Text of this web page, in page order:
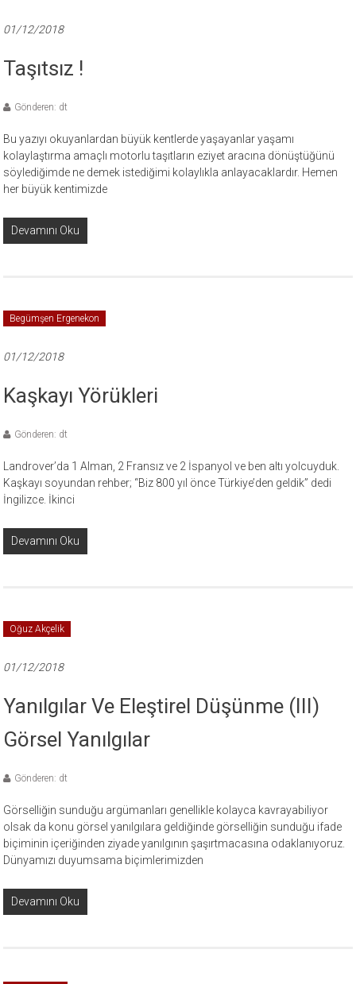
01/12/2018
Taşıtsız !
Gönderen: dt
Bu yazıyı okuyanlardan büyük kentlerde yaşayanlar yaşamı
kolaylaştırma amaçlı motorlu taşıtların eziyet aracına dönüştüğünü
söylediğimde ne demek istediğimi kolaylıkla anlayacaklardır. Hemen
her büyük kentimizde
Devamını Oku
Begümşen Ergenekon
01/12/2018
Kaşkayı Yörükleri
Gönderen: dt
Landrover’da 1 Alman, 2 Fransız ve 2 İspanyol ve ben altı yolcuyduk.
Kaşkayı soyundan rehber; “Biz 800 yıl önce Türkiye’den geldik” dedi
İngilizce. İkinci
Devamını Oku
Oğuz Akçelik
01/12/2018
Yanılgılar Ve Eleştirel Düşünme (III)
Görsel Yanılgılar
Gönderen: dt
Görselliğin sunduğu argümanları genellikle kolayca kavrayabiliyor
olsak da konu görsel yanılgılara geldiğinde görselliğin sunduğu ifade
biçiminin içeriğinden ziyade yanılgının şaşırtmacasına odaklanıyoruz.
Dünyamızı duyumsama biçimlerimizden
Devamını Oku